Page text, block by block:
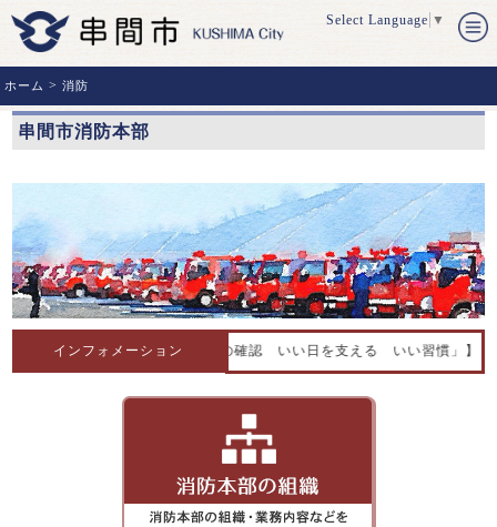
Select Language ▼
ホーム >消防
串間市消防本部
インフォメーション
【全国統一防火標語「火の確認 いい日を支える いい習慣」】【串